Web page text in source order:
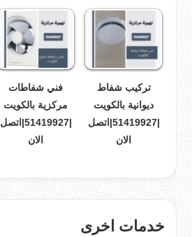
تركيب شفاط
ديوانية بالكويت
|51419927|اتصل
الان
فني شفاطات
مركزية بالكويت
|51419927|اتصل
الان
خدمات اخرى